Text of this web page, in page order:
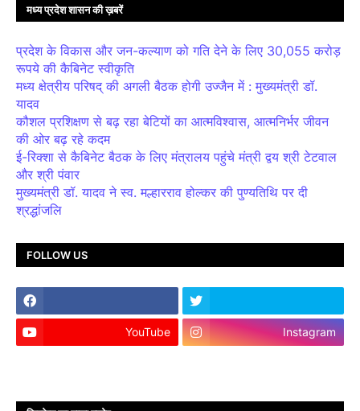
मध्य प्रदेश शासन की ख़बरें
प्रदेश के विकास और जन-कल्याण को गति देने के लिए 30,055 करोड़
रूपये की कैबिनेट स्वीकृति
मध्य क्षेत्रीय परिषद् की अगली बैठक होगी उज्जैन में : मुख्यमंत्री डॉ.
यादव
कौशल प्रशिक्षण से बढ़ रहा बेटियों का आत्मविश्वास, आत्मनिर्भर जीवन
की ओर बढ़ रहे कदम
ई-रिक्शा से कैबिनेट बैठक के लिए मंत्रालय पहुंचे मंत्री द्वय श्री टेटवाल
और श्री पंवार
मुख्यमंत्री डॉ. यादव ने स्व. मल्हारराव होल्कर की पुण्यतिथि पर दी
श्रद्धांजलि
FOLLOW US
YouTube Instagram